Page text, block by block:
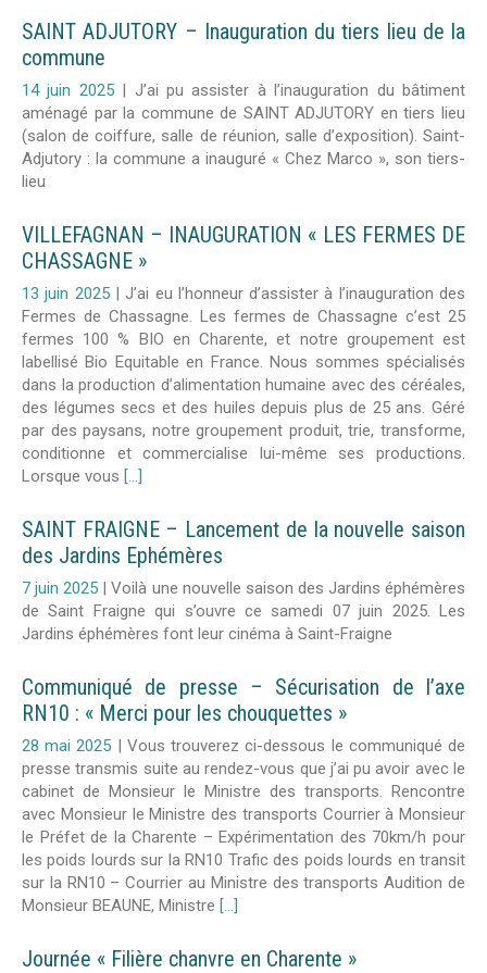
SAINT ADJUTORY – Inauguration du tiers lieu de la
commune
14 juin 2025 | J’ai pu assister à l’inauguration du bâtiment
aménagé par la commune de SAINT ADJUTORY en tiers lieu
(salon de coiffure, salle de réunion, salle d’exposition). Saint-
Adjutory : la commune a inauguré « Chez Marco », son tiers-
lieu
VILLEFAGNAN – INAUGURATION « LES FERMES DE
CHASSAGNE »
13 juin 2025 |J’ai eu l’honneur d’assister à l’inauguration des
Fermes de Chassagne. Les fermes de Chassagne c’est 25
fermes 100 % BIO en Charente, et notre groupement est
labellisé Bio Equitable en France. Nous sommes spécialisés
dans la production d’alimentation humaine avec des céréales,
des légumes secs et des huiles depuis plus de 25 ans. Géré
par des paysans, notre groupement produit, trie, transforme,
conditionne et commercialise lui-même ses productions.
Lorsque vous [...]
SAINT FRAIGNE – Lancement de la nouvelle saison
des Jardins Ephémères
7 juin 2025 |Voilà une nouvelle saison des Jardins éphémères
de Saint Fraigne qui s’ouvre ce samedi 07 juin 2025. Les
Jardins éphémères font leur cinéma à Saint-Fraigne
Communiqué de presse – Sécurisation de l’axe
RN10 : « Merci pour les chouquettes »
28 mai 2025 | Vous trouverez ci-dessous le communiqué de
presse transmis suite au rendez-vous que j’ai pu avoir avec le
cabinet de Monsieur le Ministre des transports. Rencontre
avec Monsieur le Ministre des transports Courrier à Monsieur
le Préfet de la Charente – Expérimentation des 70km/h pour
les poids lourds sur la RN10 Trafic des poids lourds en transit
sur la RN10 – Courrier au Ministre des transports Audition de
Monsieur BEAUNE, Ministre [...]
Journée « Filière chanvre en Charente »